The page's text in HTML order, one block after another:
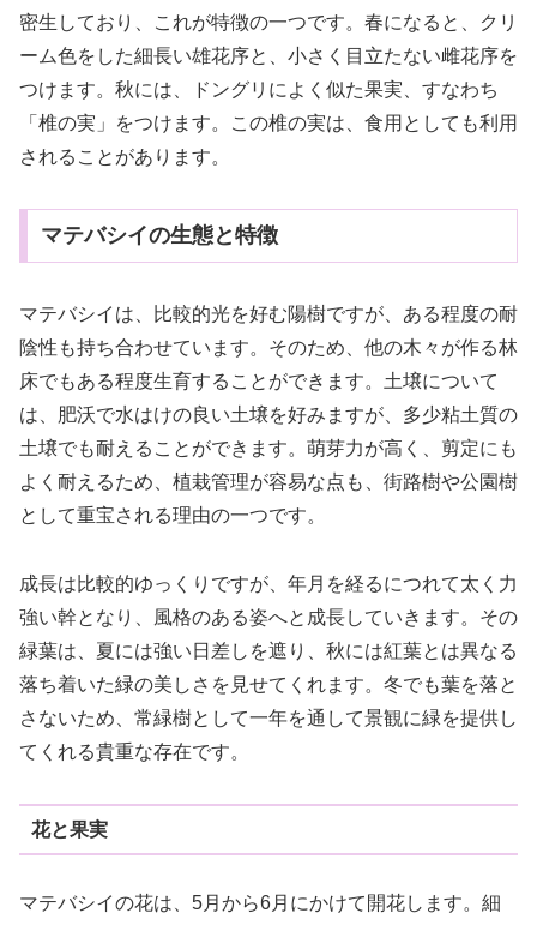
密生しており、これが特徴の一つです。春になると、クリ
ーム色をした細長い雄花序と、小さく目立たない雌花序を
つけます。秋には、ドングリによく似た果実、すなわち
「椎の実」をつけます。この椎の実は、食用としても利用
されることがあります。
マテバシイの生態と特徴
マテバシイは、比較的光を好む陽樹ですが、ある程度の耐
陰性も持ち合わせています。そのため、他の木々が作る林
床でもある程度生育することができます。土壌について
は、肥沃で水はけの良い土壌を好みますが、多少粘土質の
土壌でも耐えることができます。萌芽力が高く、剪定にも
よく耐えるため、植栽管理が容易な点も、街路樹や公園樹
として重宝される理由の一つです。
成長は比較的ゆっくりですが、年月を経るにつれて太く力
強い幹となり、風格のある姿へと成長していきます。その
緑葉は、夏には強い日差しを遮り、秋には紅葉とは異なる
落ち着いた緑の美しさを見せてくれます。冬でも葉を落と
さないため、常緑樹として一年を通して景観に緑を提供し
てくれる貴重な存在です。
花と果実
マテバシイの花は、5月から6月にかけて開花します。細